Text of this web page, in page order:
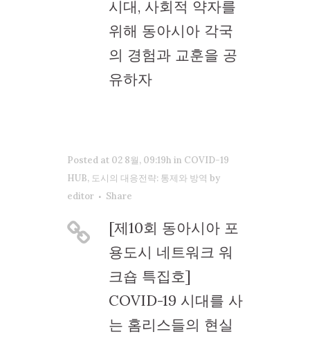
시대, 사회적 약자를
위해 동아시아 각국
의 경험과 교훈을 공
유하자
Posted at 02 8월, 09:19h in COVID-19
HUB, 도시의 대응전략: 통제와 방역 by
editor
Share
[제10회 동아시아 포
용도시 네트워크 워
크숍 특집호]
COVID-19 시대를 사
는 홈리스들의 현실